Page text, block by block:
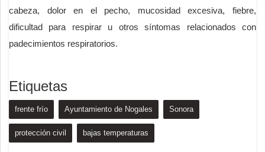
cabeza, dolor en el pecho, mucosidad excesiva, fiebre,
dificultad para respirar u otros síntomas relacionados con
padecimientos respiratorios.
Etiquetas
frente frío Ayuntamiento de Nogales Sonora
protección civil bajas temperaturas